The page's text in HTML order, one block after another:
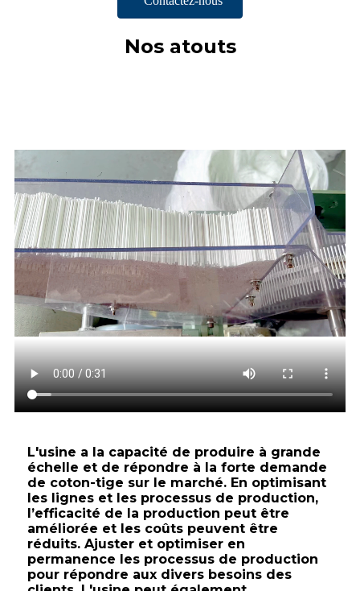
Nos atouts
L'usine a la capacité de produire à grande
échelle et de répondre à la forte demande
de coton-tige sur le marché. En optimisant
les lignes et les processus de production,
l’efficacité de la production peut être
améliorée et les coûts peuvent être
réduits. Ajuster et optimiser en
permanence les processus de production
pour répondre aux divers besoins des